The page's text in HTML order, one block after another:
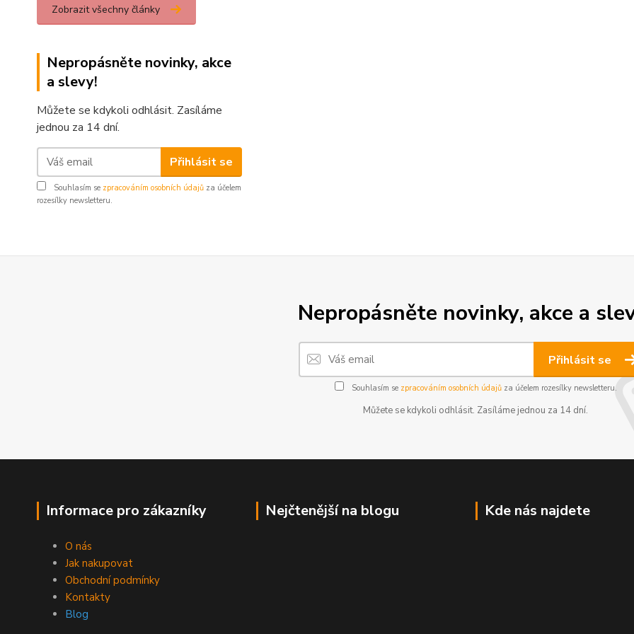
Zobrazit všechny články
Nepropásněte novinky, akce
a slevy!
Můžete se kdykoli odhlásit. Zasíláme
jednou za 14 dní.
Přihlásit se
Souhlasím se zpracováním osobních údajů za účelem
rozesílky newsletteru.
Nepropásněte novinky, akce a
Přihlásit se
Souhlasím se zpracováním osobních údajůza účelem rozesílky newsletteru.
Můžete se kdykoli odhlásit. Zasíláme jednou za 14 dní.
Informace pro zákazníky
O nás
Jak nakupovat
Obchodní podmínky
Kontakty
Blog
Nejčtenější na blogu Kde nás najdete